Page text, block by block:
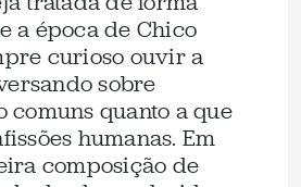
a época de Chico
curioso ouvir a
sobre
comuns quanto a que
humanas. Em
composição de